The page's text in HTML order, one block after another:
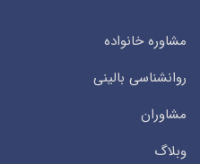
مشاوره خانواده
روانشناسی بالینی
مشاوران
وبلاگ